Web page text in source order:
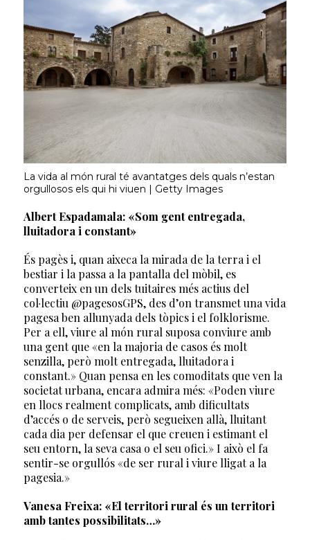
La vida al món rural té avantatges dels quals n’estan
orgullosos els qui hi viuen | Getty Images
Albert Espadamala: «Som gent entregada,
lluitadora i constant»
És pagès i, quan aixeca la mirada de la terra i el
bestiar i la passa a la pantalla del mòbil, es
converteix en un dels tuitaires més actius del
col·lectiu @pagesosGPS, des d’on transmet una vida
pagesa ben allunyada dels tòpics i el folklorisme.
Per a ell, viure al món rural suposa conviure amb
una gent que «en la majoria de casos és molt
senzilla, però molt entregada, lluitadora i
constant.» Quan pensa en les comoditats que ven la
societat urbana, encara admira més: «Poden viure
en llocs realment complicats, amb dificultats
d’accés o de serveis, però segueixen allà, lluitant
cada dia per defensar el que creuen i estimant el
seu entorn, la seva casa o el seu ofici.» I això el fa
sentir-se orgullós «de ser rural i viure lligat a la
pagesia.»
Vanesa Freixa: «El territori rural és un territori
amb tantes possibilitats…»